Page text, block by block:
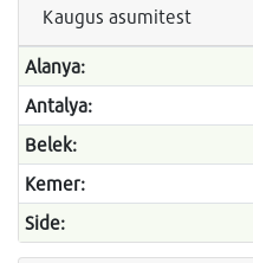
Kaugus asumitest
Alanya:
Antalya:
Belek:
Kemer:
Side: